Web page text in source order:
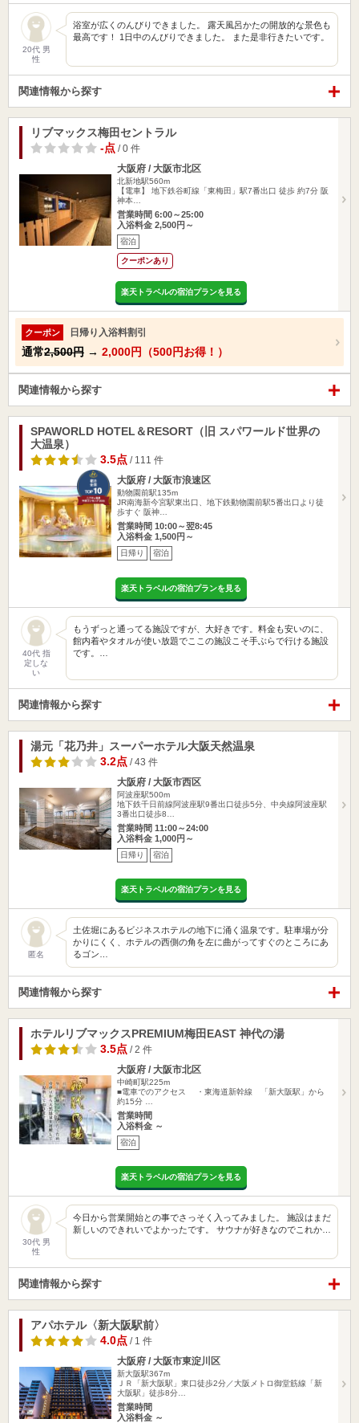
20代 男
性
浴室が広くのんびりできました。 露天風呂かたの開放的な景色も
最高です！ 1日中のんびりできました。 また是非行きたいです。
関連情報から探す
リブマックス梅田セントラル
-点 / 0 件
大阪府 / 大阪市北区
北新地駅560m
【電車】 地下鉄谷町線「東梅田」駅7番出口 徒歩 約7分 阪
神本…
営業時間 6:00～25:00
入浴料金 2,500円～
宿泊
クーポンあり
楽天トラベルの宿泊プランを見る
クーポン 日帰り入浴料割引
通常2,500円 → 2,000円（500円お得！）
関連情報から探す
SPAWORLD HOTEL＆RESORT（旧 スパワールド世界の
大温泉）
3.5点 / 111 件
大阪府 / 大阪市浪速区
動物園前駅135m
JR南海新今宮駅東出口、地下鉄動物園前駅5番出口より徒
歩すぐ 阪神…
営業時間 10:00～翌8:45
入浴料金 1,500円～
日帰り 宿泊
楽天トラベルの宿泊プランを見る
40代 指
定しな
い
もうずっと通ってる施設ですが、大好きです。料金も安いのに、
館内着やタオルが使い放題でここの施設こそ手ぶらで行ける施設
です。…
関連情報から探す
湯元「花乃井」スーパーホテル大阪天然温泉
3.2点 / 43 件
大阪府 / 大阪市西区
阿波座駅500m
地下鉄千日前線阿波座駅9番出口徒歩5分、中央線阿波座駅
3番出口徒歩8…
営業時間 11:00～24:00
入浴料金 1,000円～
日帰り 宿泊
楽天トラベルの宿泊プランを見る
匿名
土佐堀にあるビジネスホテルの地下に涌く温泉です。駐車場が分
かりにくく、ホテルの西側の角を左に曲がってすぐのところにあ
るゴン…
関連情報から探す
ホテルリブマックスPREMIUM梅田EAST 神代の湯
3.5点 / 2 件
大阪府 / 大阪市北区
中崎町駅225m
■電車でのアクセス ・東海道新幹線 「新大阪駅」から
約15分 …
営業時間
入浴料金 ～
宿泊
楽天トラベルの宿泊プランを見る
30代 男
性
今日から営業開始との事でさっそく入ってみました。 施設はまだ
新しいのできれいでよかったです。 サウナが好きなのでこれか…
関連情報から探す
アパホテル〈新大阪駅前〉
4.0点 / 1 件
大阪府 / 大阪市東淀川区
新大阪駅367m
ＪＲ「新大阪駅」東口徒歩2分／大阪メトロ御堂筋線「新
大阪駅」徒歩8分…
営業時間
入浴料金 ～